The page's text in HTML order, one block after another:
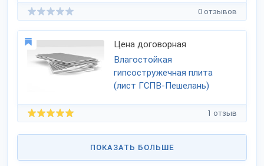
0 отзывов
Цена договорная
Влагостойкая
гипсостружечная плита
(лист ГСПВ-Пешелань)
1 отзыв
ПОКАЗАТЬ БОЛЬШЕ